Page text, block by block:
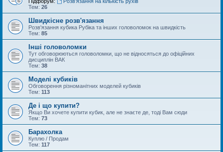
Тем: 26
Швидкісне розв'язання
Розв'язання кубика Рубіка та інших головоломок на швидкість
Тем: 85
Інші головоломки
Тут обговорюються головоломки, що не відносяться до офіційних
дисциплін ВАК
Тем: 38
Моделі кубиків
Обговорення різноманітних моделей кубиків
Тем: 113
Де і що купити?
Якщо Ви хочете купити кубик, але не знаєте де, тоді Вам сюди
Тем: 73
Барахолка
Куплю / Продам
Тем: 117